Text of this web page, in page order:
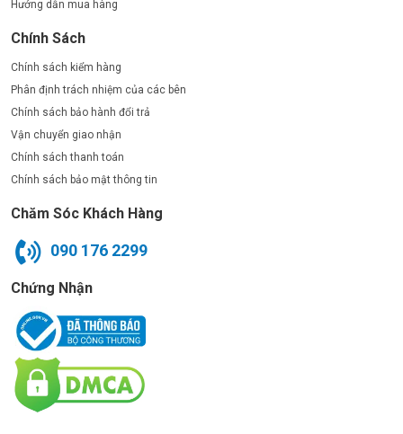
Hướng dẫn mua hàng
Chính Sách
Chính sách kiểm hàng
Phân định trách nhiệm của các bên
Chính sách bảo hành đổi trả
Vận chuyển giao nhận
Chính sách thanh toán
Chính sách bảo mật thông tin
Chăm Sóc Khách Hàng
090 176 2299
Chứng Nhận